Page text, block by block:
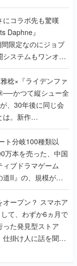
にコラボ先も驚嘆
Daphne』
限定なのにジョブ
システムもワンオフ
ディレクターに聞
稔×『ライデンファ
──かつて縦シュー全
、30年後に同じ会
は。新作
』で初タッグを組
く開発秘話
ト分岐100種類以
万本を売った、中国
ブドラマゲーム
道II』の、規模が違
ーサーに聞いた
ン？ スマホア
て、わずか6ヵ月で
った発見型ストア
仕掛け人に話を聞い